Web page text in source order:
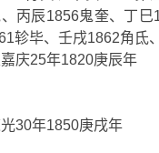
丙辰1856鬼奎、丁
轸毕、壬戌1862角氐
庆25年1820庚辰年
30年1850庚戌年